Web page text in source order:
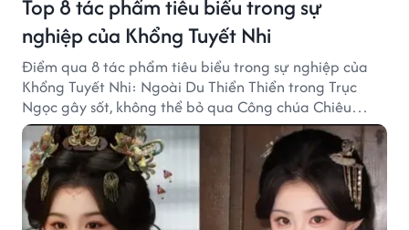
Top 8 tác phẩm tiêu biểu trong sự
nghiệp của Khổng Tuyết Nhi
Điểm qua 8 tác phẩm tiêu biểu trong sự nghiệp của
Khổng Tuyết Nhi: Ngoài Du Thiển Thiển trong Trục
Ngọc gây sốt, không thể bỏ qua Công chúa Chiêu
Dương.